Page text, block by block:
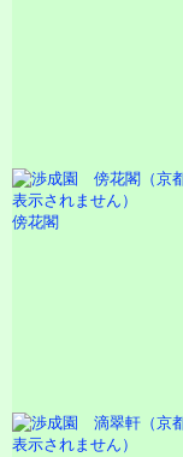
傍花閣